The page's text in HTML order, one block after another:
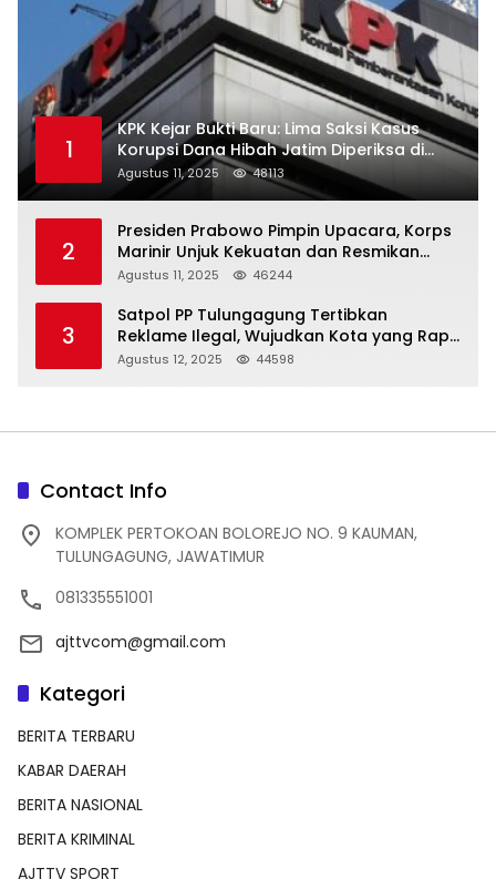
1
KPK Kejar Bukti Baru: Lima Saksi Kasus
Korupsi Dana Hibah Jatim Diperiksa di
Trenggalek
Agustus 11, 2025 48113
2
Presiden Prabowo Pimpin Upacara, Korps
Marinir Unjuk Kekuatan dan Resmikan
Struktur Baru
Agustus 11, 2025 46244
3
Satpol PP Tulungagung Tertibkan
Reklame Ilegal, Wujudkan Kota yang Rapi
dan Indah
Agustus 12, 2025 44598
Contact Info
KOMPLEK PERTOKOAN BOLOREJO NO. 9 KAUMAN,
TULUNGAGUNG, JAWATIMUR
081335551001
ajttvcom@gmail.com
Kategori
BERITA TERBARU
KABAR DAERAH
BERITA NASIONAL
BERITA KRIMINAL
AJTTV SPORT